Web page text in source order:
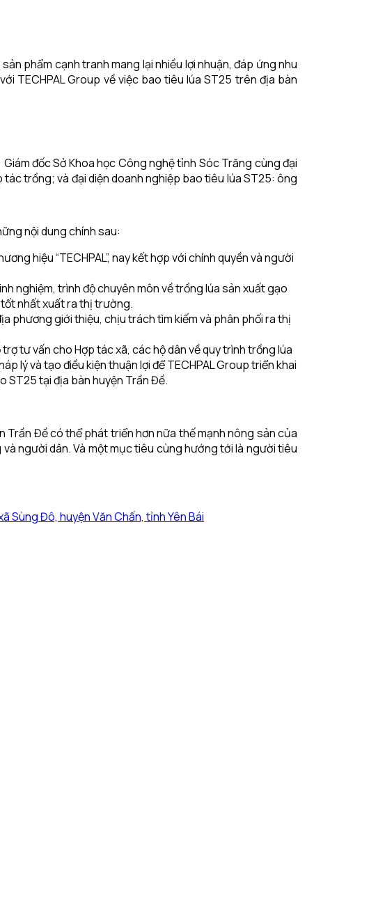
phẩm cạnh tranh mang lại nhiều lợi nhuận, đáp ứng nhu
TECHPAL Group về việc bao tiêu lúa ST25 trên địa bàn
Giám đốc Sở Khoa học Công nghệ tỉnh Sóc Trăng cùng đại
trồng; và đại diện doanh nghiệp bao tiêu lúa ST25: ông
nội dung chính sau:
hiệu “TECHPAL”, nay kết hợp với chính quyền và người
nghiệm, trình độ chuyên môn về trồng lúa sản xuất gạo
nhất xuất ra thị trường.
phương giới thiệu, chịu trách tìm kiếm và phân phối ra thị
tư vấn cho Hợp tác xã, các hộ dân về quy trình trồng lúa
lý và tạo điều kiện thuận lợi để TECHPAL Group triển khai
ST25 tại địa bàn huyện Trần Đề.
Trần Đề có thể phát triển hơn nữa thế mạnh nông sản của
người dân. Và một mục tiêu cùng hướng tới là người tiêu
Sùng Đô, huyện Văn Chấn, tỉnh Yên Bái